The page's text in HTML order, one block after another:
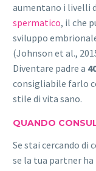
aumentano i livelli
spermatico, il che
sviluppo
(Johnson et al.,
Diventare padre a
consigliabile farlo
stile di vita sano.
QUANDO
Se stai cercando di
se la tua partner ha